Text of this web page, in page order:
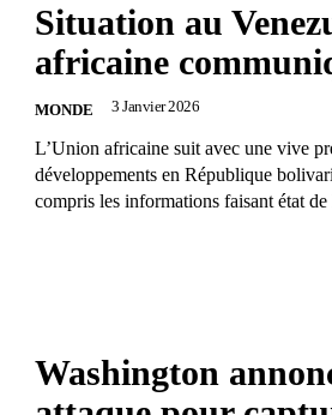
Situation au
africaine
MONDE 3 Janvier 2026
L’Union africaine suit avec une vive
développements en République
compris les informations faisant état de
Washington